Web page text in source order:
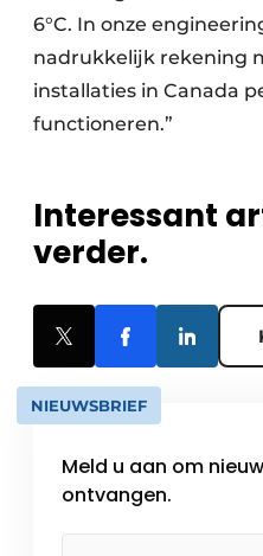
6°C. In onze
nadrukkelijk rekening
installaties in Canada
functioneren.”
Interessant
verder.
NIEUWSBRIEF
Meld u aan om
ontvangen.